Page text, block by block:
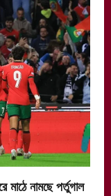
মাঠে নামছে পর্তুগাল